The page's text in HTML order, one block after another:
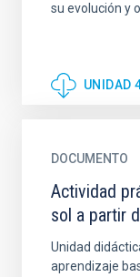
su evolución y
UNIDAD
DOCUMENTO
Actividad
sol a partir
Unidad
aprendizaje